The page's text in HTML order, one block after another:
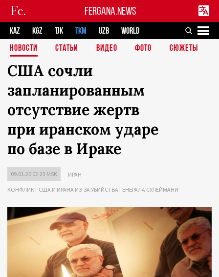
FERGANA.NEWS
KAZ KGZ TJK TKM UZB
WORLD
НОВОСТИ
СТАТЬИ ВИДЕО ФОТО СЮЖЕТЫ
США сочли
запланированным
отсутствие жертв
при иранском ударе
по базе в Ираке
09.01.20 02:23 MSK ИРАН
КОНФЛИКТ США И ИРАНА ИЗ-ЗА УБИЙСТВА ГЕНЕРАЛА СУЛЕЙМАНИ